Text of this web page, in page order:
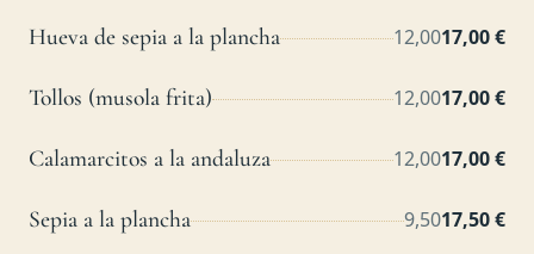
Hueva de sepia a la plancha 12,0017,00 €
Tollos (musola frita) 12,0017,00 €
Calamarcitos a la andaluza 12,0017,00 €
Sepia a la plancha 9,5017,50 €